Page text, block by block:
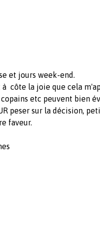
et jours week-end.
côte la joie que cela
etc peuvent bien
peser sur la décision,
faveur.